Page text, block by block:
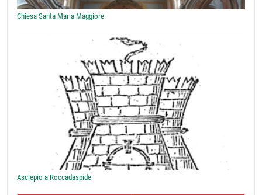
Chiesa Santa Maria Maggiore
Asclepio a Roccadaspide